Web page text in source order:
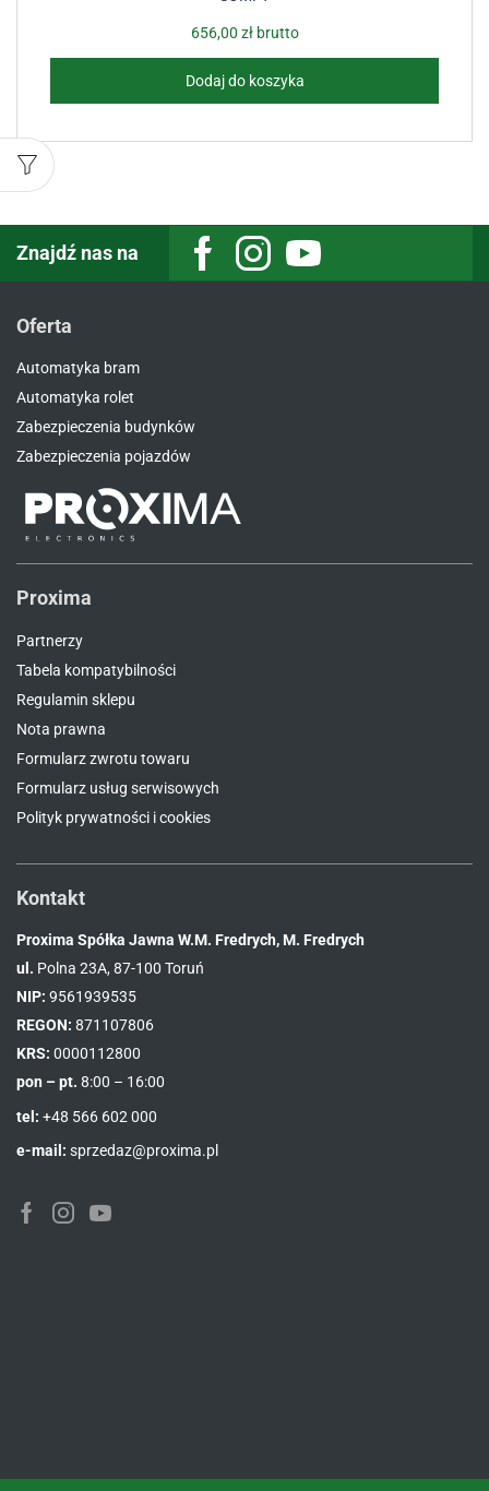
656,00 złbrutto
Dodaj do koszyka
Znajdź nas na FacebookInstagramYoutube
Oferta
Automatyka bram
Automatyka rolet
Zabezpieczenia budynków
Zabezpieczenia pojazdów
Proxima
Partnerzy
Tabela kompatybilności
Regulamin sklepu
Nota prawna
Formularz zwrotu towaru
Formularz usług serwisowych
Polityk prywatności i cookies
Kontakt
Proxima Spółka Jawna W.M. Fredrych, M. Fredrych
ul. Polna 23A, 87-100 Toruń
NIP: 9561939535
REGON: 871107806
KRS: 0000112800
pon – pt. 8:00 – 16:00
tel: +48 566 602 000
e-mail: sprzedaz@proxima.pl
FacebookInstagramYoutube